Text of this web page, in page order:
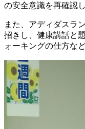
の安全意識を再確認し
また、アディダスラ
招きし、健康講話と
ォーキングの仕方な